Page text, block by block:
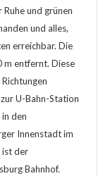
und grünen
und alles,
erreichbar. Die
m entfernt. Diese
U-Bahn-Station
den
Innenstadt im
ist der
Bahnhof.